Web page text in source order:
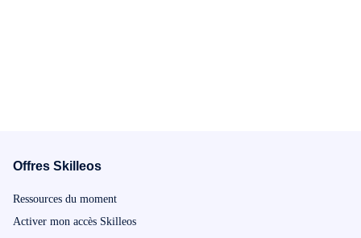
Offres Skilleos
Ressources du moment
Activer mon accès Skilleos